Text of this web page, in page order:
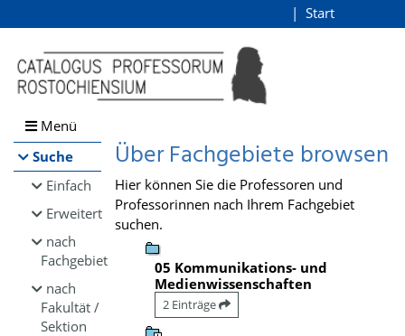
Browsen
direkt zum Inhalt
Start
Menü
Suche
Einfach
Erweitert
nach
Fachgebiet
nach
Fakultät /
Sektion
Über Fachgebiete browsen
Hier können Sie die Professoren und
Professorinnen nach Ihrem Fachgebiet
suchen.
05 Kommunikations- und
Medienwissenschaften
2 Einträge